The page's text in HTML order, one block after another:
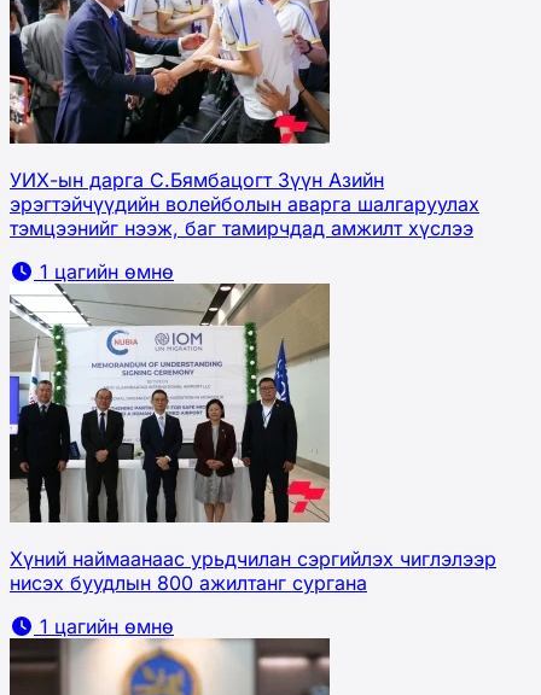
УИХ-ын дарга С.Бямбацогт Зүүн Азийн
эрэгтэйчүүдийн волейболын аварга шалгаруулах
тэмцээнийг нээж, баг тамирчдад амжилт хүслээ
1 цагийн өмнө
Хүний наймаанаас урьдчилан сэргийлэх чиглэлээр
нисэх буудлын 800 ажилтанг сургана
1 цагийн өмнө